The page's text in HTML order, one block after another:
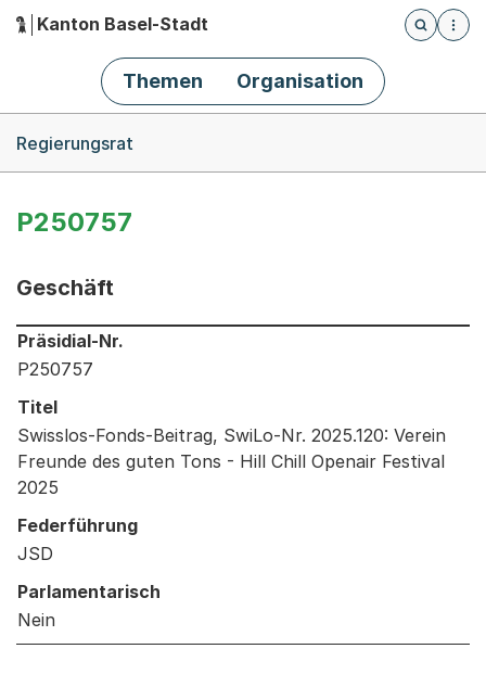
Hauptnavigation
Kanton Basel-Stadt
Öffnet
Themen Organisation
Regierungsrat
P250757
Geschäft
Informationen zum Ausgewählten Geschäft
Präsidial-Nr.
P250757
Titel
Swisslos-Fonds-Beitrag, SwiLo-Nr. 2025.120: Verein
Freunde des guten Tons - Hill Chill Openair Festival
2025
Federführung
JSD
Parlamentarisch
Nein